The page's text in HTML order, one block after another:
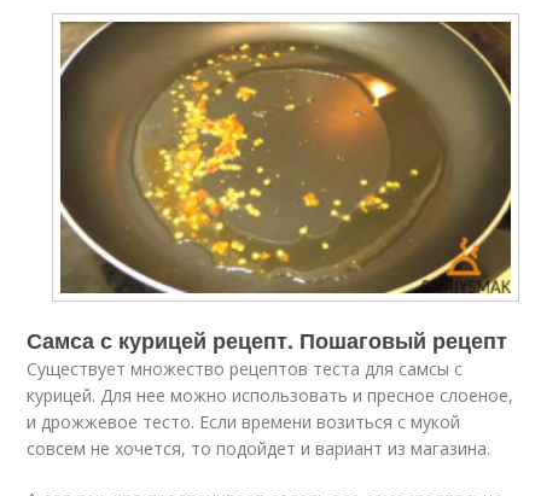
Самса с курицей рецепт. Пошаговый рецепт
Существует множество рецептов теста для самсы с
курицей. Для нее можно использовать и пресное слоеное,
и дрожжевое тесто. Если времени возиться с мукой
совсем не хочется, то подойдет и вариант из магазина.